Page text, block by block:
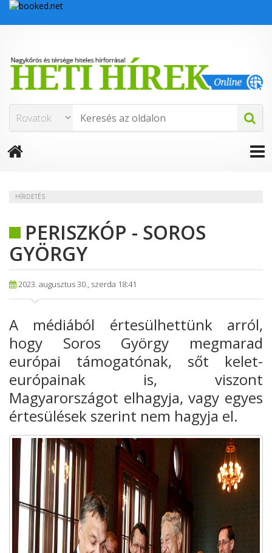
HÍRDETÉS
PERISZKÓP - SOROS
GYÖRGY
2023. augusztus 30., szerda 18:41
A médiából értesülhettünk arról,
hogy Soros György megmarad
európai támogatónak, sőt kelet-
európainak is, viszont
Magyarországot elhagyja, vagy egyes
értesülések szerint nem hagyja el.